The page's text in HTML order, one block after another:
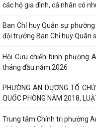
các hộ gia đình, cá nhân có
Ban Chỉ huy Quân sự
đội trưởng Ban Chỉ huy Quân
Hội Cựu chiến binh phường
tháng đầu năm 2026
PHƯỜNG AN DƯƠNG TỔ
QUỐC PHÒNG NĂM 2018,
Trung tâm Chính trị phường